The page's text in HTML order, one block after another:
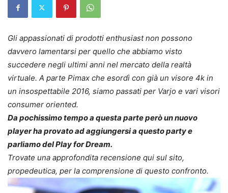
Gli appassionati di prodotti enthusiast non possono
davvero lamentarsi per quello che abbiamo visto
succedere negli ultimi anni nel mercato della realtà
virtuale. A parte Pimax che esordì con già un visore 4k in
un insospettabile 2016, siamo passati per Varjo e vari visori
consumer oriented.
Da pochissimo tempo a questa parte però un nuovo
player ha provato ad aggiungersi a questo party e
parliamo del Play for Dream.
Trovate una approfondita recensione qui sul sito,
propedeutica, per la comprensione di questo confronto.